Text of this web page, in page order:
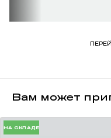
Вам может
НА СКЛАДЕ